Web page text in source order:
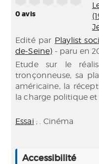
0avis
Edité par Playlist
de-Seine) - paru en
Etude sur le
tronçonneuse, sa
américaine, la
la charge politique
Essai ; . Cinéma
Accessibilité